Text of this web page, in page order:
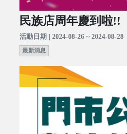
民族店周年慶到啦!!
活動日期 | 2024-08-26 ~ 2024-08-28
最新消息